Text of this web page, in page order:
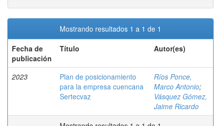
Mostrando resultados 1 a 1 de 1
Fecha de
publicación
Título Autor(es)
2023
Plan de posicionamiento
para la empresa cuencana
Sertecvaz
Ríos Ponce,
Marco Antonio;
Vásquez Gómez,
Jaime Ricardo